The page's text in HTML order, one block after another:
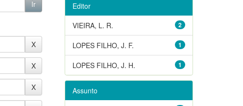
Editor
2
VIEIRA, L. R.
1
LOPES FILHO, J. F.
1
LOPES FILHO, J. H.
Assunto